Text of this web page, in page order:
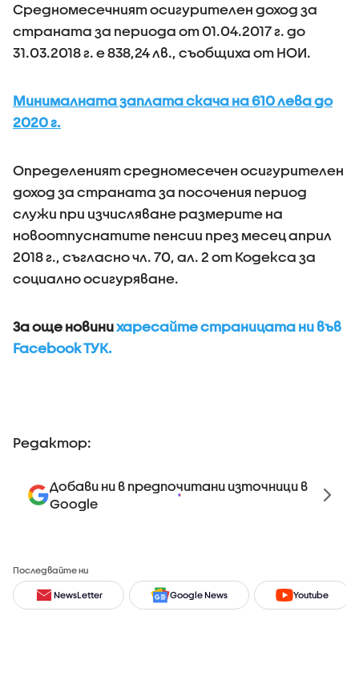
Средномесечният осигурителен доход за
страната за периода от 01.04.2017 г. до
31.03.2018 г. е 838,24 лв., съобщиха от НОИ.
Минималната заплата скача на 610 лева до
2020 г.
Определеният средномесечен осигурителен
доход за страната за посочения период
служи при изчисляване размерите на
новоотпуснатите пенсии през месец април
2018 г., съгласно чл. 70, ал. 2 от Кодекса за
социално осигуряване.
За още новинихаресайте страницата ни във
Facebook ТУК.
Редактор:
Добави ни в предпочитани източници в
Google
Последвайте ни
NewsLetter Google News Youtube